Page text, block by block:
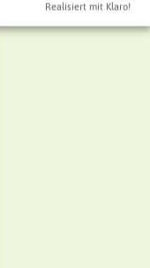
Realisiert mit Klaro!